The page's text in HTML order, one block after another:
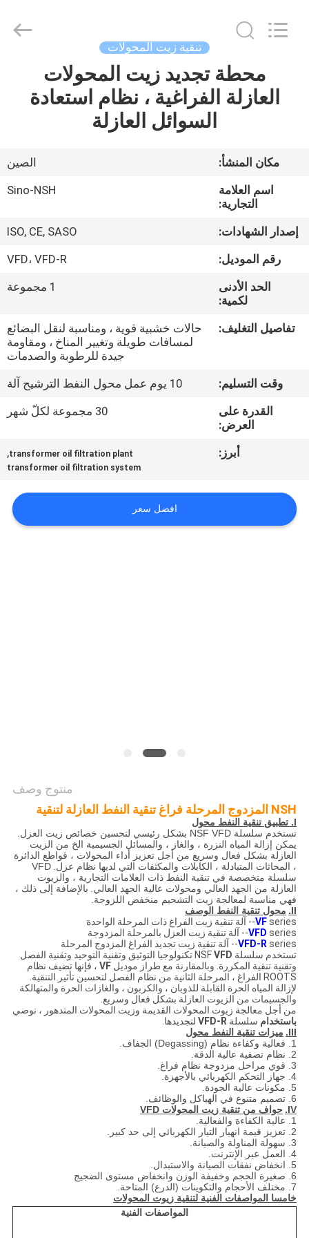
الصفحة
الرئيسية
معلومات
جولة
اتصل
اطلب
Manufacture
تنقية زيت المحولات
محطة تجديد زيت المحولات
العازلة الفراغية ، نظام استعادة
السوائل العازلة
مكان المنشأ:
الصين
اسم العلامة
التجارية:
Sino-NSH
إصدار الشهادات:
ISO, CE, SASO
رقم الموديل:
VFD، VFD-R
الحد الأدنى
لكمية:
1 مجموعة
تفاصيل التغليف:
حالات خشبية قوية ، ومناسبة لنقل البضائع
لمسافات طويلة وتغيير المناخ ، ومقاومة
جيدة للرطوبة والصدمات
وقت التسليم:
10 يوم عمل محول النفط الترشيح آلة
القدرة على
العرض:
30 مجموعة لكلّ شهر
أبرز: transformer oil filtration plant
,
transformer oil filtration system
افضل سعر
منتوج وصف
NSH المزدوج المرحلة فراغ تنقية النفط العازلة لتنقية
I. تطبيق تنقية النفط محول
تستخدم سلسلة NSF VFD بشكل رئيسي لتحسين خصائص زيت العزل.
يمكن إزالة المياه النزرة ، والغاز ، والمسائل الجسيمية الخ من الزيت
العازلة بشكل فعال وسريع من أجل تعزيز أداء المحولات ، قواطع الدائرة
، المحاثات المتبادلة ، الكابلات والمكثفات التي لديها نظام عزل. VFD
سلسلة متخصصة في تنقية النفط ذات العلامات التجارية ، والزيوت
العازلة من الجهد العالي ومحولات عالية الجهد العالي. بالإضافة إلى ذلك ،
فهي مناسبة لمعالجة زيت التشحيم منخفض اللزوجة.
II. محول تنقية النفط الوصف
VFseries-- آلة تنقية زيت الفراغ ذات المرحلة الواحدة
VFD series-- آلة تنقية زيت العزل بالمرحلة المزدوجة
VFD-Rseries-- آلة تنقية زيت تجديد الفراغ المزدوج المرحلة
تستخدم سلسلة NSF VFD
تكنولوجيا التوثيق وتقنية التوحيد وتقنية الفصل
وتقنية تنقية المكررة. وبالمقارنة مع طراز موديل VF، فإنها تضيف نظام
ROOTS الفراغ ، المرحلة الثانية من نظام الفصل لتحسين تأثير التنقية.
لإزالة المياه الحرة القابلة للذوبان ، والكربون ، والغازات الحرة والمتهالكة
والجسيمات من الزيوت العازلة بشكل فعال وسريع.
من أجل معالجة زيوت المحولات القديمة وزيت المحولات المتدهور ، نوصي
باستخدام سلسلة VFD-Rلتجديدها.
III. ميزات تنقية النفط محول
1. فعالية وكفاءة نظام (Degassing) الجفاف.
2. نظام تصفية عالية الدقة.
3. قوي مراحل مزدوجة نظام فراغ.
4. جهاز التحكم الكهربائي بالأجهزة.
5. مكونات عالية الجودة.
6. تصميم متنوع في الهياكل والوظائف.
IV. حواف من تنقية زيت المحولات VFD
1. عالية الكفاءة والفعالية.
2. تعزيز قيمة انهيار التيار الكهربائي إلى حد كبير.
3. سهولة المناولة والصيانة.
4. العمل عبر الإنترنت.
5. انخفاض نفقات الصيانة والاستبدال.
6. صغيرة الحجم وخفيفة الوزن وانخفاض مستوى الضجيج
7. مختلف الأحجام والتكوينات (الدرع) المتاحة.
خامسا المواصفات الفنية لتنقية زيوت المحولات
المواصفات الفنية